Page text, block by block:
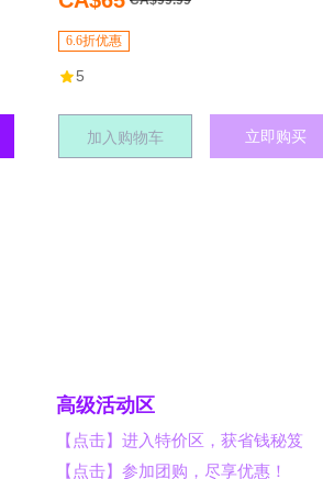
6.6折优惠
5
加入购物车 立即购买
高级活动区
【点击】进入特价区，获省钱秘笈
【点击】参加团购，尽享优惠！